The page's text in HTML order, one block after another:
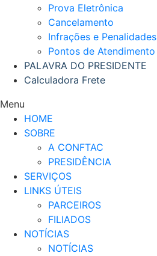
Prova Eletrônica
Cancelamento
Infrações e Penalidades
Pontos de Atendimento
PALAVRA DO PRESIDENTE
Calculadora Frete
Menu
HOME
SOBRE
A CONFTAC
PRESIDÊNCIA
SERVIÇOS
LINKS ÚTEIS
PARCEIROS
FILIADOS
NOTÍCIAS
NOTÍCIAS